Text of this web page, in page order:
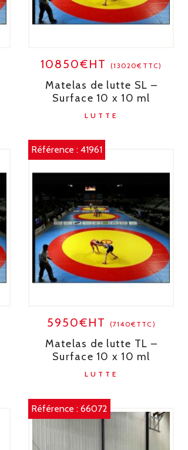
10850€HT(13020€TTC)
Matelas de lutte SL –
Surface 10 x 10 ml
LUTTE
Référence :41961
5950€HT (7140€TTC)
Matelas de lutte TL –
Surface 10 x 10 ml
LUTTE
Référence :66072